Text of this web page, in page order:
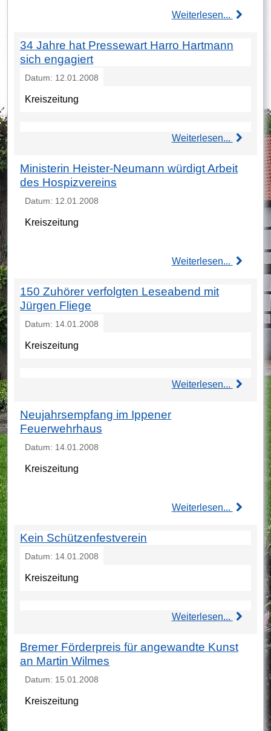
Weiterlesen...
34 Jahre hat Pressewart Harro Hartmann
sich engagiert
Datum: 12.01.2008
Kreiszeitung
Weiterlesen...
Ministerin Heister-Neumann würdigt Arbeit
des Hospizvereins
Datum: 12.01.2008
Kreiszeitung
Weiterlesen...
150 Zuhörer verfolgten Leseabend mit
Jürgen Fliege
Datum: 14.01.2008
Kreiszeitung
Weiterlesen...
Neujahrsempfang im Ippener
Feuerwehrhaus
Datum: 14.01.2008
Kreiszeitung
Weiterlesen...
Kein Schützenfestverein
Datum: 14.01.2008
Kreiszeitung
Weiterlesen...
Bremer Förderpreis für angewandte Kunst
an Martin Wilmes
Datum: 15.01.2008
Kreiszeitung